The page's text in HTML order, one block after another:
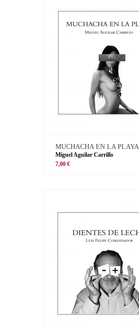
MUCHACHA EN LA PLAYA
Miguel Aguilar Carrillo
7,00 €